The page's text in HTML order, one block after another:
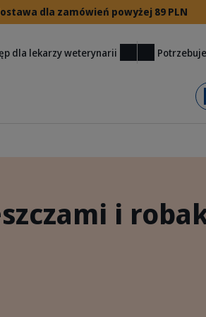
dla zamówień powyżej 89 PLN
dla lekarzy weterynarii
i